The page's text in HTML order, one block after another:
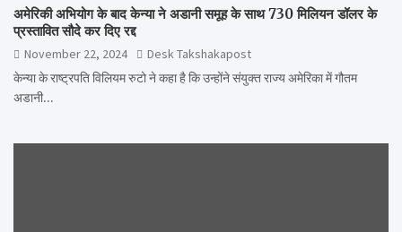
अमेरिकी अभियोग के बाद केन्या ने अडानी समूह के साथ 730 मिलियन डॉलर के
प्रस्तावित सौदे कर दिए रद्द
November 22, 2024
Desk Takshakapost
केन्या के राष्ट्रपति विलियम रुटो ने कहा है कि उन्होंने संयुक्त राज्य अमेरिका में गौतम
अडानी…